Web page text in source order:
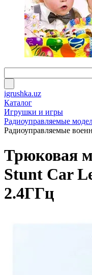
igrushka.uz
Каталог
Игрушки и игры
Радиоуправляемые
Радиоуправляемые
Трюковая
Stunt Car
2.4ГГц